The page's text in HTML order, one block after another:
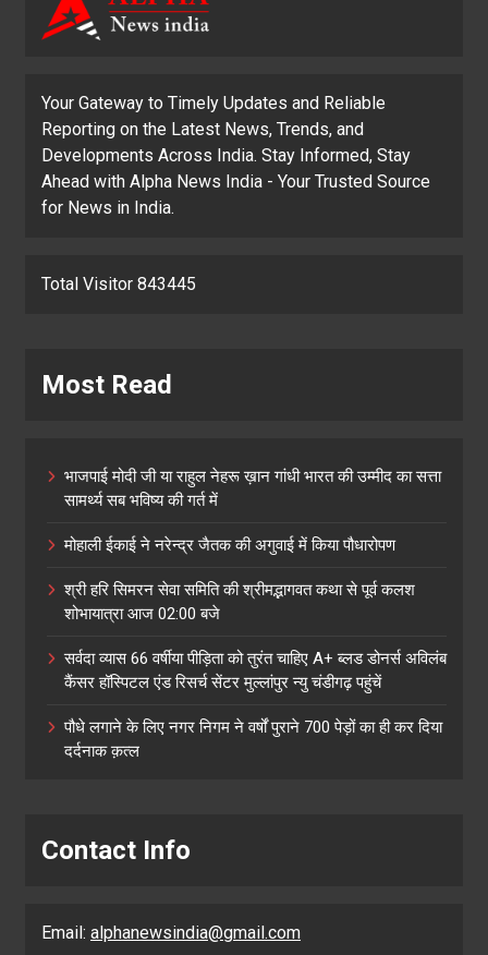
Your Gateway to Timely Updates and Reliable
Reporting on the Latest News, Trends, and
Developments Across India. Stay Informed, Stay
Ahead with Alpha News India - Your Trusted Source
for News in India.
Total Visitor 843445
Most Read
भाजपाई मोदी जी या राहुल नेहरू ख़ान गांधी भारत की उम्मीद का सत्ता
सामर्थ्य सब भविष्य की गर्त में
मोहाली ईकाई ने नरेन्द्र जैतक की अगुवाई में किया पौधारोपण
श्री हरि सिमरन सेवा समिति की श्रीमद्भागवत कथा से पूर्व कलश
शोभायात्रा आज 02:00 बजे
सर्वदा व्यास 66 वर्षीया पीड़िता को तुरंत चाहिए A+ ब्लड डोनर्स अविलंब
कैंसर हॉस्पिटल एंड रिसर्च सेंटर मुल्लांपुर न्यु चंडीगढ़ पहुंचें
पौधे लगाने के लिए नगर निगम ने वर्षों पुराने 700 पेड़ों का ही कर दिया
दर्दनाक क़त्ल
Contact Info
Email: alphanewsindia@gmail.com